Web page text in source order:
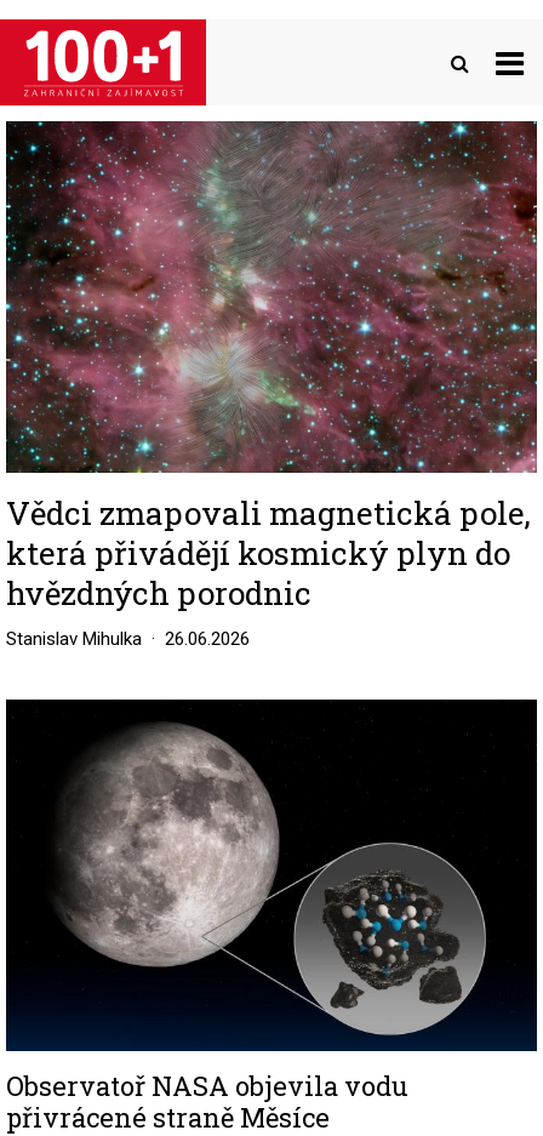
Přejít
hlavnímu
obsahu
Image
Vědci zmapovali magnetická pole,
která přivádějí kosmický plyn do
hvězdných porodnic
Stanislav Mihulka 26.06.2026
Image
Observatoř NASA objevila vodu
přivrácené straně Měsíce